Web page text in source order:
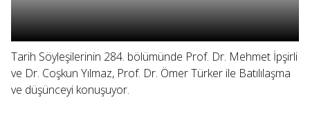
Tarih Söyleşilerinin 284. bölümünde Prof. Dr. Mehmet İpşirli
ve Dr. Coşkun Yılmaz, Prof. Dr. Ömer Türker ile Batılılaşma
ve düşünceyi konuşuyor.